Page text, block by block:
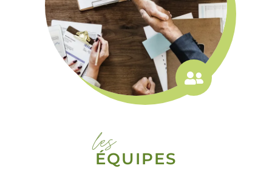
les
ÉQUIPES